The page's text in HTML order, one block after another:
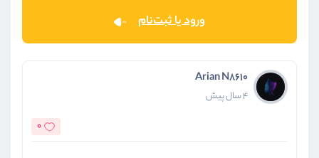
ورود یا ثبت‌نام
Arian N8610
4 سال پیش
0